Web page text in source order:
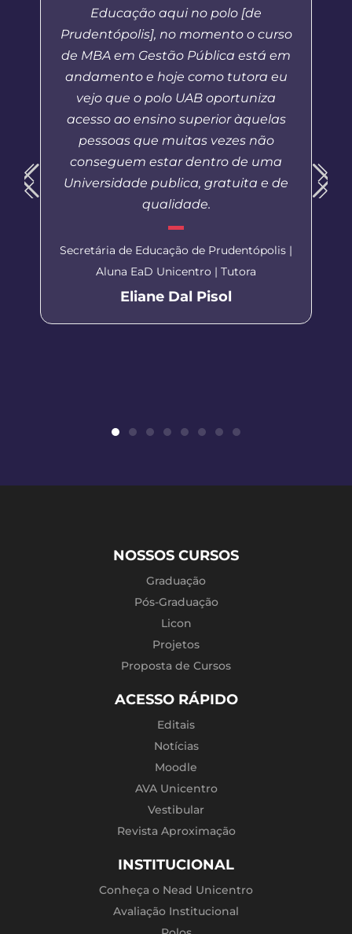
Educação aqui no polo [de
Prudentópolis], no momento o curso
de MBA em Gestão Pública está em
andamento e hoje como tutora eu
vejo que o polo UAB oportuniza
acesso ao ensino superior àquelas
pessoas que muitas vezes não
conseguem estar dentro de uma
Universidade publica, gratuita e de
qualidade.
Secretária de Educação de Prudentópolis |
Aluna EaD Unicentro | Tutora
Eliane Dal Pisol
NOSSOS CURSOS
Graduação
Pós-Graduação
Licon
Projetos
Proposta de Cursos
ACESSO RÁPIDO
Editais
Notícias
Moodle
AVA Unicentro
Vestibular
Revista Aproximação
INSTITUCIONAL
Conheça o Nead Unicentro
Avaliação Institucional